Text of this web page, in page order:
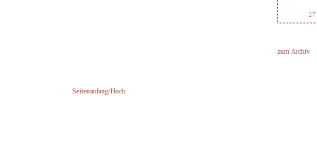
zum Archiv
Seitenanfang/Hoch